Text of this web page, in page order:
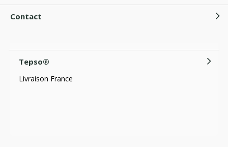
Contact
Tepso®
Livraison France